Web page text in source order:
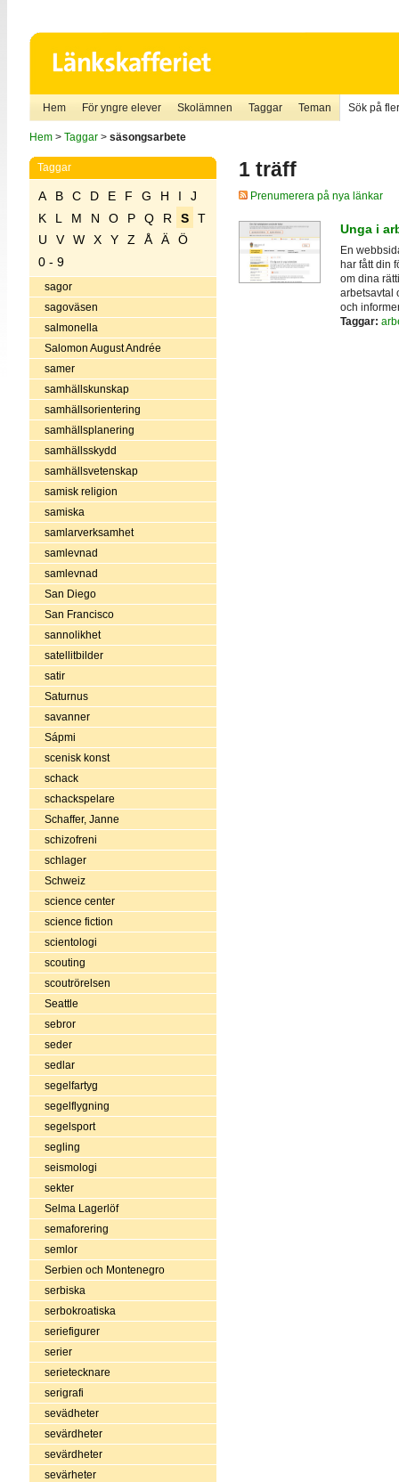
Hem För yngre elever Skolämnen Taggar Teman Sök på
Hem> Taggar> säsongsarbete
Taggar
A B C D E F G H I
J
K
L M N O P Q R S
T
U
V W X Y Z Å Ä
Ö
0 - 9
sagor
sagoväsen
salmonella
Salomon August Andrée
samer
samhällskunskap
samhällsorientering
samhällsplanering
samhällsskydd
samhällsvetenskap
samisk religion
samiska
samlarverksamhet
samlevnad
samlevnad
San Diego
San Francisco
sannolikhet
satellitbilder
satir
Saturnus
savanner
Sápmi
scenisk konst
schack
schackspelare
Schaffer, Janne
schizofreni
schlager
Schweiz
science center
science fiction
scientologi
scouting
scoutrörelsen
Seattle
sebror
seder
sedlar
segelfartyg
segelflygning
segelsport
segling
seismologi
sekter
Selma Lagerlöf
semaforering
semlor
Serbien och Montenegro
serbiska
serbokroatiska
seriefigurer
serier
serietecknare
serigrafi
sevädheter
sevärdheter
sevärdheter
sevärheter
1 träff
Prenumerera på nya länkar
Unga i
En
har fått din
om dina
arbetsavtal
och
Taggar: